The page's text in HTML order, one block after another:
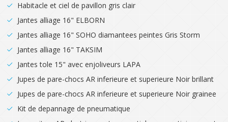
Habitacle et ciel de pavillon gris clair
Jantes alliage 16" ELBORN
Jantes alliage 16" SOHO diamantees peintes Gris Storm
Jantes alliage 16" TAKSIM
Jantes tole 15" avec enjoliveurs LAPA
Jupes de pare-chocs AR inferieure et superieure Noir brillant
Jupes de pare-chocs AR inferieure et superieure Noir grainee
Kit de depannage de pneumatique